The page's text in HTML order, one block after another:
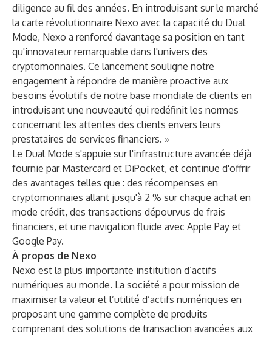
diligence au fil des années. En introduisant sur le marché
la carte révolutionnaire Nexo avec la capacité du Dual
Mode, Nexo a renforcé davantage sa position en tant
qu'innovateur remarquable dans l'univers des
cryptomonnaies. Ce lancement souligne notre
engagement à répondre de manière proactive aux
besoins évolutifs de notre base mondiale de clients en
introduisant une nouveauté qui redéfinit les normes
concernant les attentes des clients envers leurs
prestataires de services financiers. »
Le Dual Mode s'appuie sur l'infrastructure avancée déjà
fournie par Mastercard et DiPocket, et continue d'offrir
des avantages telles que : des récompenses en
cryptomonnaies allant jusqu'à 2 % sur chaque achat en
mode crédit, des transactions dépourvus de frais
financiers, et une navigation fluide avec Apple Pay et
Google Pay.
À propos de Nexo
Nexo est la plus importante institution d’actifs
numériques au monde. La société a pour mission de
maximiser la valeur et l’utilité d’actifs numériques en
proposant une gamme complète de produits
comprenant des solutions de transaction avancées aux